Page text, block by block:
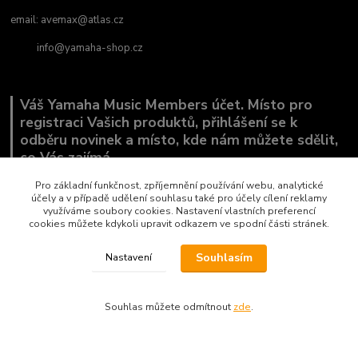
email: avemax@atlas.cz
info@yamaha-shop.cz
Váš Yamaha Music Members účet. Místo pro
registraci Vašich produktů, přihlášení se k
odběru novinek a místo, kde nám můžete sdělit,
co Vás zajímá.
Pro základní funkčnost, zpříjemnění používání webu, analytické
účely a v případě udělení souhlasu také pro účely cílení reklamy
využíváme soubory cookies. Nastavení vlastních preferencí
cookies můžete kdykoli upravit odkazem ve spodní části stránek.
Nastavení Souhlasím
Souhlas můžete odmítnout zde.